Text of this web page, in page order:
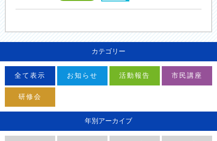
カテゴリー
全て表示 お知らせ 活動報告 市民講座
研修会
年別アーカイブ